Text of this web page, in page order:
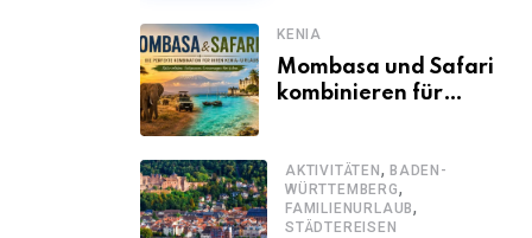
KENIA
Mombasa und Safari
kombinieren für
Kenia-Urlaub
AKTIVITÄTEN , BADEN-
WÜRTTEMBERG,
FAMILIENURLAUB,
STÄDTEREISEN